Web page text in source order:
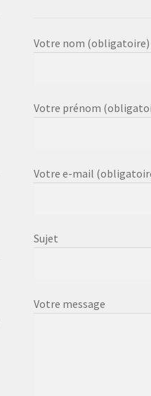
Votre nom (obligatoire)
Votre prénom
Votre e-mail
Sujet
Votre message